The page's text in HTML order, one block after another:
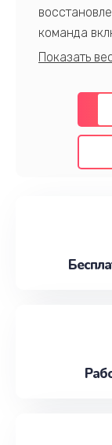
команда
также
наилучшим